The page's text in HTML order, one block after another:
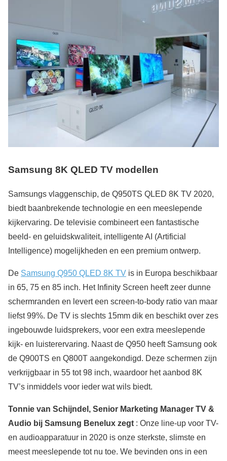
Samsung 8K QLED TV modellen
Samsungs vlaggenschip, de Q950TS QLED 8K TV 2020,
biedt baanbrekende technologie en een meeslepende
kijkervaring. De televisie combineert een fantastische
beeld- en geluidskwaliteit, intelligente AI (Artificial
Intelligence) mogelijkheden en een premium ontwerp.
De Samsung Q950 QLED 8K TV is in Europa beschikbaar
in 65, 75 en 85 inch. Het Infinity Screen heeft zeer dunne
schermranden en levert een screen-to-body ratio van maar
liefst 99%. De TV is slechts 15mm dik en beschikt over zes
ingebouwde luidsprekers, voor een extra meeslepende
kijk- en luisterervaring. Naast de Q950 heeft Samsung ook
de Q900TS en Q800T aangekondigd. Deze schermen zijn
verkrijgbaar in 55 tot 98 inch, waardoor het aanbod 8K
TV’s inmiddels voor ieder wat wils biedt.
Tonnie van Schijndel, Senior Marketing Manager TV &
Audio bij Samsung Benelux zegt : Onze line-up voor TV-
en audioapparatuur in 2020 is onze sterkste, slimste en
meest meeslepende tot nu toe. We bevinden ons in een